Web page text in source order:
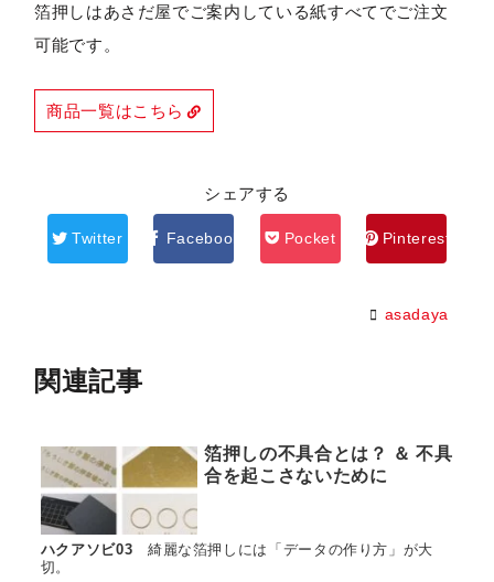
箔押しはあさだ屋でご案内している紙すべてでご注文
可能です。
商品一覧はこちら
シェアする
Twitter Facebook Pocket Pinterest
asadaya
関連記事
箔押しの不具合とは？ ＆ 不具
合を起こさないために
ハクアソビ03 綺麗な箔押しには「データの作り方」が大
切。